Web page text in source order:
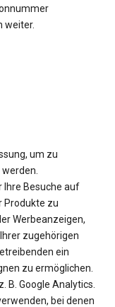
weiter.
um zu
Ihre Besuche auf
Produkte zu
Werbeanzeigen,
zugehörigen
ein
zu ermöglichen.
B. Google Analytics.
bei denen